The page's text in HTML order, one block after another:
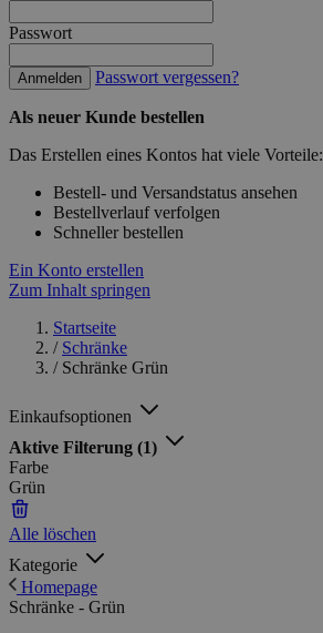
Passwort
Anmelden Passwort vergessen?
Als neuer Kunde bestellen
Das Erstellen eines Kontos hat viele Vorteile:
Bestell- und Versandstatus ansehen
Bestellverlauf verfolgen
Schneller bestellen
Ein Konto erstellen
Zum Inhalt springen
Startseite
/ Schränke
/ Schränke Grün
Einkaufsoptionen
Aktive Filterung (1)
Farbe
Grün
Alle löschen
Kategorie
Homepage
Schränke - Grün